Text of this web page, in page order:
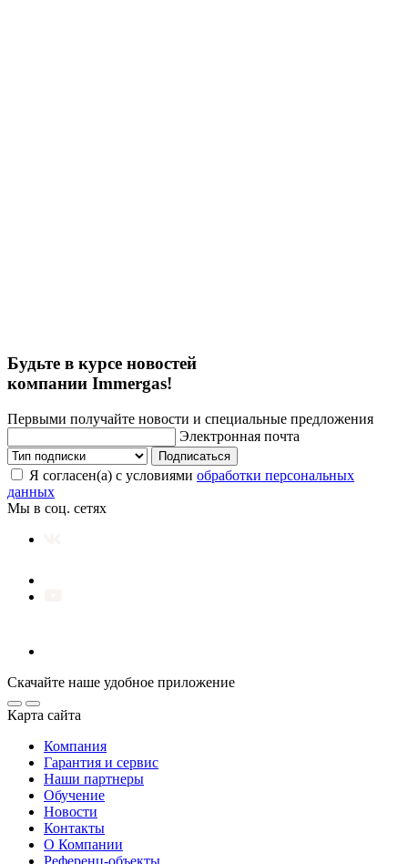
Будьте в курсе новостей
компании Immergas!
Первыми получайте новости и специальные предложения
Электронная почта
Подписаться
Я согласен(а) с условиями обработки персональных
данных
Мы в соц. сетях
Скачайте наше удобное приложение
Карта сайта
Компания
Гарантия и сервис
Наши партнеры
Обучение
Новости
Контакты
О Компании
Референц-объекты